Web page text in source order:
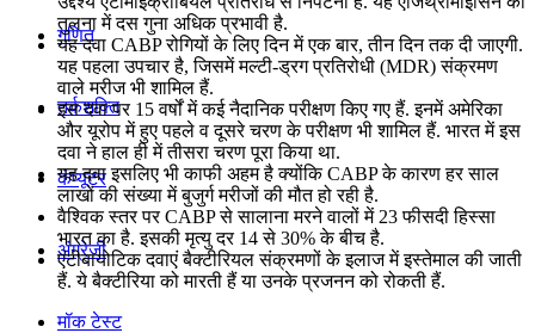
गणित
तर्कशक्ति
कंप्यूटर
अंग्रेजी
मॉक टेस्ट
तुलना में दस गुना अधिक प्रभावी है.
यह दवा CABP रोगियों के लिए दिन में एक बार, तीन दिन तक दी जाएगी.
यह पहला उपचार है, जिसमें मल्टी-ड्रग प्रतिरोधी (MDR) संक्रमण
वाले मरीज भी शामिल हैं.
इस दवा पर 15 वर्षों में कई नैदानिक परीक्षण किए गए हैं. इनमें अमेरिका
और यूरोप में हुए पहले व दूसरे चरण के परीक्षण भी शामिल हैं. भारत में इस
दवा ने हाल ही में तीसरा चरण पूरा किया था.
यह दवा इसलिए भी काफी अहम है क्योंकि CABP के कारण हर साल
लाखों की संख्या में बुजुर्ग मरीजों की मौत हो रही है.
वैश्विक स्तर पर CABP से सालाना मरने वालों में 23 फीसदी हिस्सा
भारत का है. इसकी मृत्यु दर 14 से 30% के बीच है.
एंटीबायोटिक दवाएं बैक्टीरियल संक्रमणों के इलाज में इस्तेमाल की जाती
हैं. ये बैक्टीरिया को मारती हैं या उनके प्रजनन को रोकती हैं.